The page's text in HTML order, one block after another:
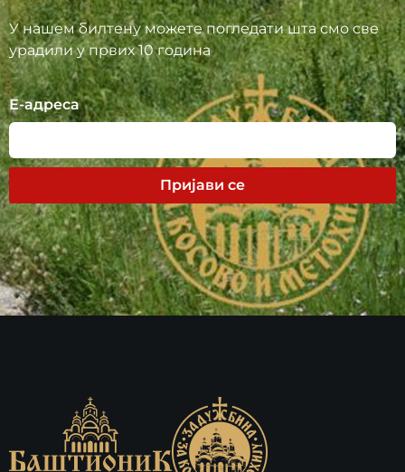
У нашем билтену можете погледати шта смо све
урадили у првих 10 година
Е-адреса
Пријави се